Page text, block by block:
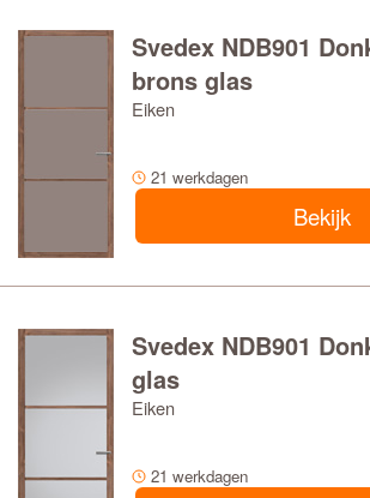
Svedex NDB901
brons glas
Eiken
21 werkdagen
Bekijk
Svedex NDB901
glas
Eiken
21 werkdagen